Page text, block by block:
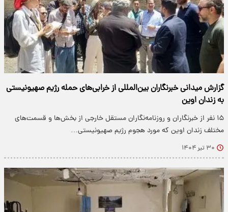
گزارش میدانی خبرنگاران بین‌المللی از خرابی‌های حمله رژیم صهیونیستی
به زندان اوین
۱۵ نفر از خبرنگاران‌ و‌ روزنامه‌نگاران مستقل خارجی از بخش‌ها و ‌قسمت‌های
مختلف زندان اوین که مورد هجوم رژیم صهیونیستی…
۳۰ تیر ۱۴۰۴